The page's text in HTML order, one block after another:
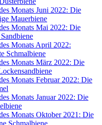
Monats Juni 2022: Die
Mauerbiene
Monats Mai 2022: Die
Monats April 2022:
Schmalbiene
Monats März 2022: Die
Monats Februar 2022: Die
Monats Januar 2022: Die
Monats Oktober 2021: Die
Schmalbiene